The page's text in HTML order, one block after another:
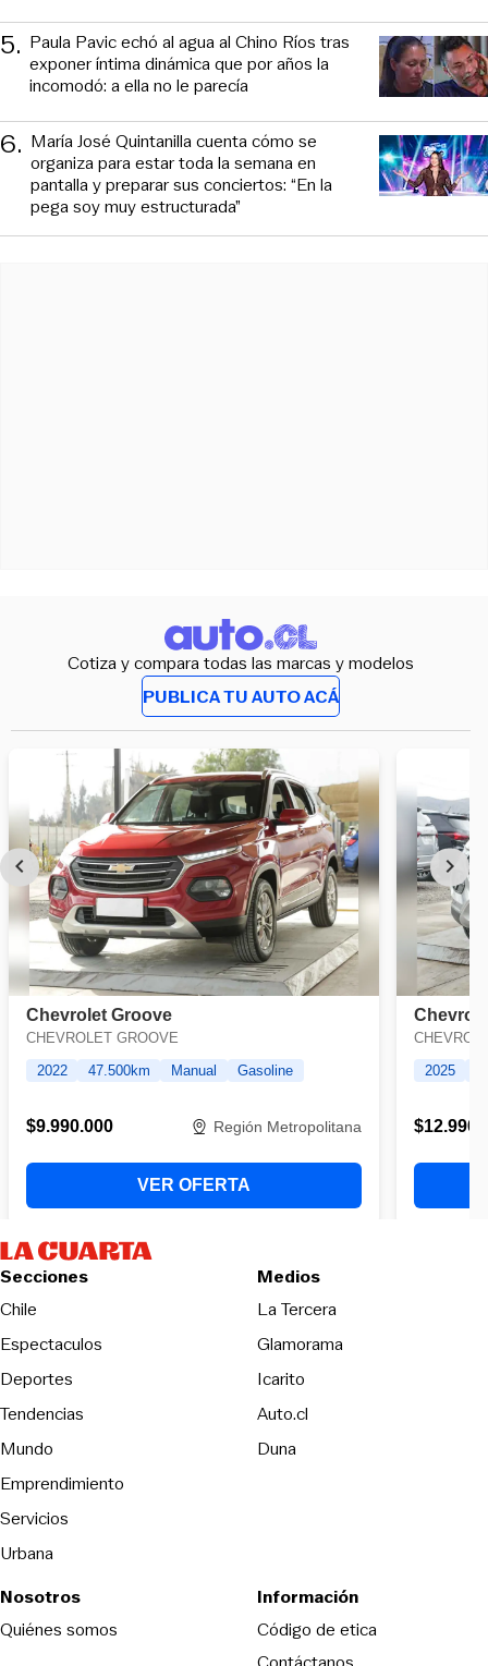
5. Paula Pavic echó al agua al Chino Ríos tras
exponer íntima dinámica que por años la
incomodó: a ella no le parecía
6. María José Quintanilla cuenta cómo se
organiza para estar toda la semana en
pantalla y preparar sus conciertos: “En la
pega soy muy estructurada”
Cotiza y compara todas las marcas y modelos
PUBLICA TU AUTO ACÁ
Secciones
Chile
Espectaculos
Deportes
Tendencias
Mundo
Emprendimiento
Servicios
Urbana
Medios
La TerceraOpens in new
Glamorama
Icarito
Auto.cl
DunaOpens in new window
Nosotros
Quiénes somos
Información
Código de eticaOpens in new